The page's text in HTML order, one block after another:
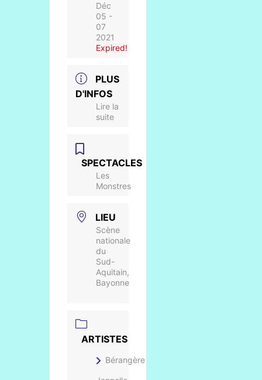
Déc
05 -
07
2021
Expired!
PLUS
D'INFOS
Lire la
suite
SPECTACLES
Les
Monstres
LIEU
Scène
nationale
du
Sud-
Aquitain,
Bayonne
ARTISTES
Bérangère